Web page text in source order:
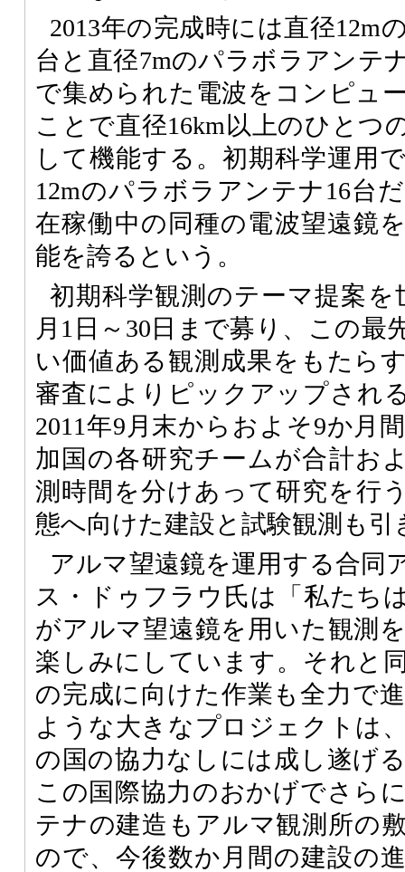
2013年の完成時には直径12m
台と直径7mのパラボラアンテ
で集められた電波をコンピュ
ことで直径16km以上のひとつ
して機能する。初期科学運用
12mのパラボラアンテナ16台
在稼働中の同種の電波望遠鏡
能を誇るという。
初期科学観測のテーマ提案を
月1日～30日まで募り、この最
い価値ある観測成果をもたら
審査によりピックアップされ
2011年9月末からおよそ9か月
加国の各研究チームが合計お
測時間を分けあって研究を行
態へ向けた建設と試験観測も
アルマ望遠鏡を運用する合同
ス・ドゥフラウ氏は「私たち
がアルマ望遠鏡を用いた観測
楽しみにしています。それと
の完成に向けた作業も全力で
ような大きなプロジェクトは
の国の協力なしには成し遂げ
この国際協力のおかげでさら
テナの建造もアルマ観測所の
ので、今後数か月間の建設の